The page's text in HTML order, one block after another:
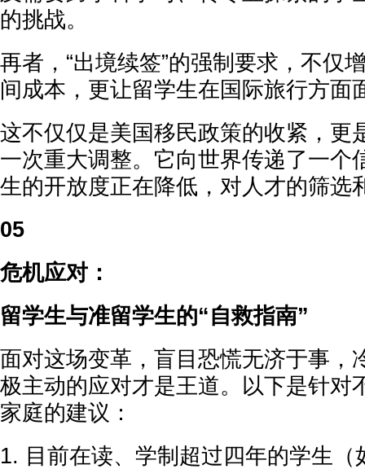
的挑战。
再者，“出境续签”的强制要求，不仅
间成本，更让留学生在国际旅行方面
这不仅仅是美国移民政策的收紧，更
一次重大调整。它向世界传递了一个
生的开放度正在降低，对人才的筛选
05
危机应对：
留学生与准留学生的“自救指南”
面对这场变革，盲目恐慌无济于事，
极主动的应对才是王道。以下是针对
家庭的建议：
1. 目前在读、学制超过四年的学生（